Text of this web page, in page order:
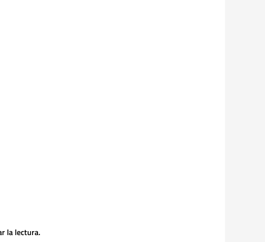
la lectura.